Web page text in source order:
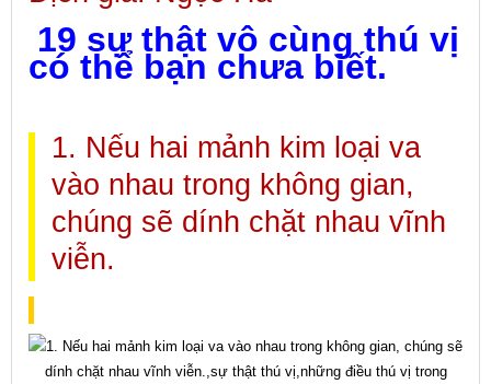
19 sự thật vô cùng thú vị
có thể bạn chưa biết.
1. Nếu hai mảnh kim loại va
vào nhau trong không gian,
chúng sẽ dính chặt nhau vĩnh
viễn.